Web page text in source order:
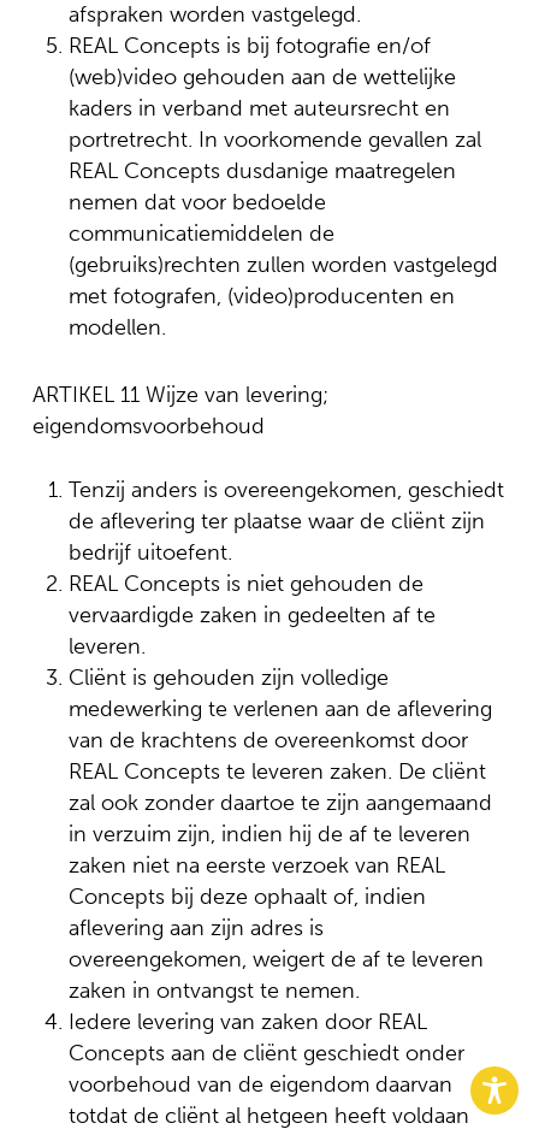
afspraken worden vastgelegd.
REAL Concepts is bij fotografie en/of
(web)video gehouden aan de wettelijke
kaders in verband met auteursrecht en
portretrecht. In voorkomende gevallen zal
REAL Concepts dusdanige maatregelen
nemen dat voor bedoelde
communicatiemiddelen de
(gebruiks)rechten zullen worden vastgelegd
met fotografen, (video)producenten en
modellen.
ARTIKEL 11 Wijze van levering;
eigendomsvoorbehoud
Tenzij anders is overeengekomen, geschiedt
de aflevering ter plaatse waar de cliënt zijn
bedrijf uitoefent.
REAL Concepts is niet gehouden de
vervaardigde zaken in gedeelten af te
leveren.
Cliënt is gehouden zijn volledige
medewerking te verlenen aan de aflevering
van de krachtens de overeenkomst door
REAL Concepts te leveren zaken. De cliënt
zal ook zonder daartoe te zijn aangemaand
in verzuim zijn, indien hij de af te leveren
zaken niet na eerste verzoek van REAL
Concepts bij deze ophaalt of, indien
aflevering aan zijn adres is
overeengekomen, weigert de af te leveren
zaken in ontvangst te nemen.
Iedere levering van zaken door REAL
Concepts aan de cliënt geschiedt onder
voorbehoud van de eigendom daarvan
totdat de cliënt al hetgeen heeft voldaan